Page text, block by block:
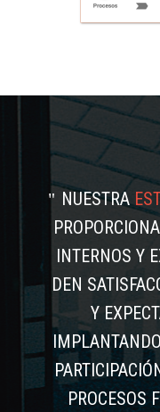
NUESTRA
INTERNOS Y
DEN
Y
PROCESOS